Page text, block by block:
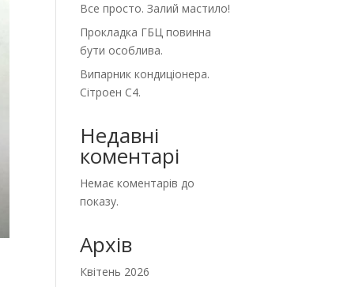
Все просто. Залий мастило!
Прокладка ГБЦ повинна
бути особлива.
Випарник кондиціонера.
Сітроен С4.
Недавні
коментарі
Немає коментарів до
показу.
Архів
Квітень 2026